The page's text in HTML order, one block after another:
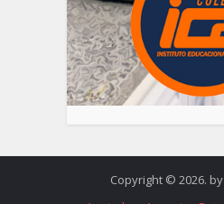
Copyright © 2026. by